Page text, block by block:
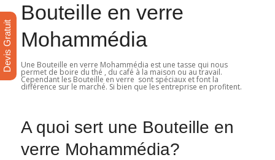
Bouteille en verre
Mohammédia
Une Bouteille en verre Mohammédia est une tasse qui nous
permet de boire du thé , du café à la maison ou au travail.
Cependant les Bouteille en verre sont spéciaux et font la
différence sur le marché. Si bien que les entreprise en profitent.
A quoi sert une Bouteille en
verre Mohammédia?
Devis Gratuit